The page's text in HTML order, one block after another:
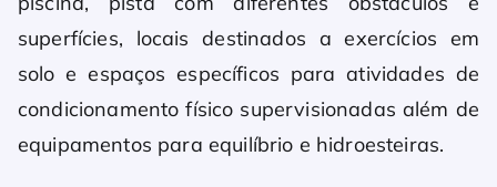
superfícies, locais destinados a exercícios em
solo e espaços específicos para atividades de
condicionamento físico supervisionadas além de
equipamentos para equilíbrio e hidroesteiras.